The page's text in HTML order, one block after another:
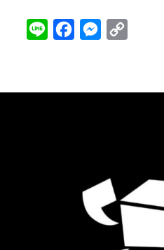
Line FacebookMessenger